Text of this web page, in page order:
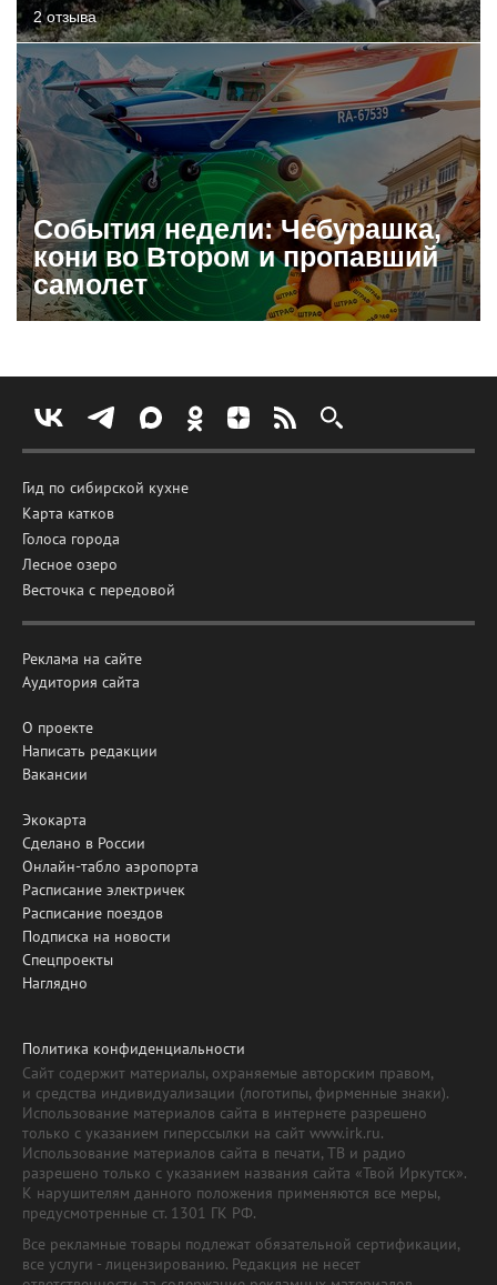
2 отзыва
События недели: Чебурашка,
кони во Втором и пропавший
самолет
Гид по сибирской кухне
Карта катков
Голоса города
Лесное озеро
Весточка с передовой
Реклама на сайте
Аудитория сайта
О проекте
Написать редакции
Вакансии
Экокарта
Сделано в России
Онлайн-табло аэропорта
Расписание электричек
Расписание поездов
Подписка на новости
Спецпроекты
Наглядно
Политика конфиденциальности
Сайт содержит материалы, охраняемые авторским правом,
и средства индивидуализации (логотипы, фирменные знаки).
Использование материалов сайта в интернете разрешено
только с указанием гиперссылки на сайт www.irk.ru.
Использование материалов сайта в печати, ТВ и радио
разрешено только с указанием названия сайта «Твой Иркутск».
К нарушителям данного положения применяются все меры,
предусмотренные ст. 1301 ГК РФ.
Все рекламные товары подлежат обязательной сертификации,
все услуги - лицензированию. Редакция не несет